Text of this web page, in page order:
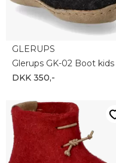
GLERUPS
Glerups GK-02 Boot kids
DKK 350,-